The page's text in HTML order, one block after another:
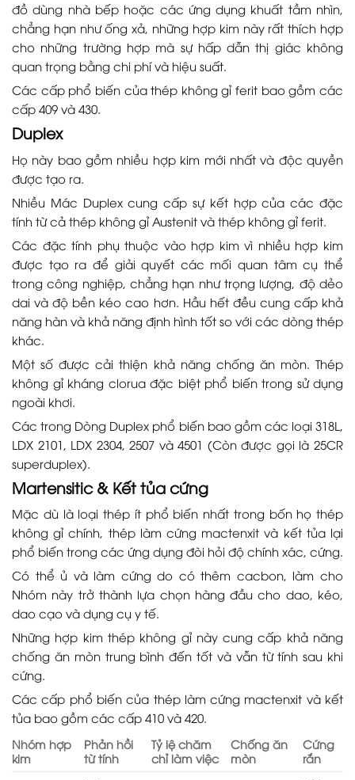
đồ dùng nhà bếp hoặc các ứng dụng khuất tầm nhìn,
chẳng hạn như ống xả, những hợp kim này rất thích hợp
cho những trường hợp mà sự hấp dẫn thị giác không
quan trọng bằng chi phí và hiệu suất.
Các cấp phổ biến của thép không gỉ ferit bao gồm các
cấp 409 và 430.
Duplex
Họ này bao gồm nhiều hợp kim mới nhất và độc quyền
được tạo ra.
Nhiều Mác Duplex cung cấp sự kết hợp của các đặc
tính từ cả thép không gỉ Austenit và thép không gỉ ferit.
Các đặc tính phụ thuộc vào hợp kim vì nhiều hợp kim
được tạo ra để giải quyết các mối quan tâm cụ thể
trong công nghiệp, chẳng hạn như trọng lượng, độ dẻo
dai và độ bền kéo cao hơn. Hầu hết đều cung cấp khả
năng hàn và khả năng định hình tốt so với các dòng thép
khác.
Một số được cải thiện khả năng chống ăn mòn. Thép
không gỉ kháng clorua đặc biệt phổ biến trong sử dụng
ngoài khơi.
Các trong Dòng Duplex phổ biến bao gồm các loại 318L,
LDX 2101, LDX 2304, 2507 và 4501 (Còn được gọi là 25CR
superduplex).
Martensitic & Kết tủa cứng
Mặc dù là loại thép ít phổ biến nhất trong bốn họ thép
không gỉ chính, thép làm cứng mactenxit và kết tủa lại
phổ biến trong các ứng dụng đòi hỏi độ chính xác, cứng.
Có thể ủ và làm cứng do có thêm cacbon, làm cho
Nhóm này trở thành lựa chọn hàng đầu cho dao, kéo,
dao cạo và dụng cụ y tế.
Những hợp kim thép không gỉ này cung cấp khả năng
chống ăn mòn trung bình đến tốt và vẫn từ tính sau khi
cứng.
Các cấp phổ biến của thép làm cứng mactenxit và kết
tủa bao gồm các cấp 410 và 420.
Nhóm hợp
kim
Phản hồi
từ tính
Tỷ lệ chăm
chỉ làm việc
Chống ăn
mòn
Cứng
rắn